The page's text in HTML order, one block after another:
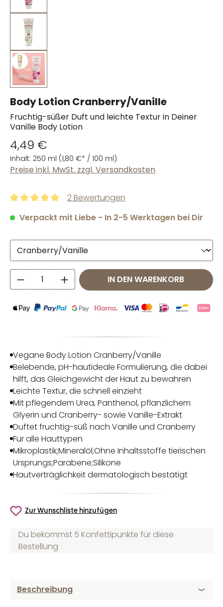
Body Lotion Cranberry/Vanille
Fruchtig-süßer Duft und leichte Textur in Deiner
Vanille Body Lotion
4,49 €
Inhalt: 250 ml (1,80 €* / 100 ml)
Preise inkl. MwSt. zzgl. Versandkosten
2 Bewertungen
Verpackt mit Liebe - In 2-5 Werktagen bei Dir
Produkt Anzahl: Gib denIN DEN WARENKORB
Vegane Body Lotion Cranberry/Vanille
Belebende, pH-hautideale Formulierung, die dabei
hilft, das Gleichgewicht der Haut zu bewahren
Leichte Textur, die schnell einzieht
Mit pflegendem Urea, Panthenol, pflanzlichem
Glyerin und Cranberry- sowie Vanille-Extrakt
Duftet fruchtig-süß nach Vanille und Cranberry
Für alle Hauttypen
Mikroplastik;Mineralöl;Ohne Inhaltsstoffe tierischen
Ursprungs;Parabene;Silikone
Hautverträglichkeit dermatologisch bestätigt
Zur Wunschliste hinzufügen
Du bekommst 5 Konfettipunkte für diese
Bestellung
Beschreibung